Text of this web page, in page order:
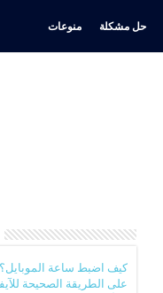
حل مشكلة منوعات
كيف اضبط ساعة
على الطريقة الصحيحة